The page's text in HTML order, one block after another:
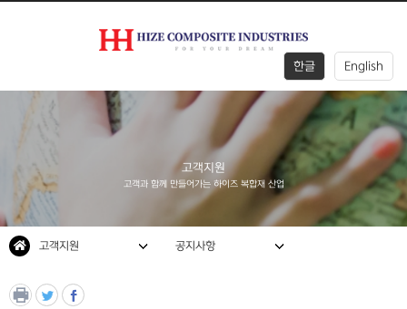
소개
사업
영역
제조
기술
정보
고객
지원
한글 English
고객지원
고객과 함께 만들어가는 하이즈 복합재 산업
공지사항
고객지원